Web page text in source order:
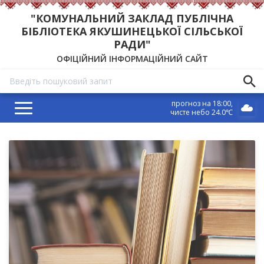
"КОМУНАЛЬНИЙ ЗАКЛАД ПУБЛІЧНА
БІБЛІОТЕКА ЯКУШИНЕЦЬКОЇ СІЛЬСЬКОЇ
РАДИ"
ОФІЦІЙНИЙ ІНФОРМАЦІЙНИЙ САЙТ
прогноз на 18:00
чисте небо 24.0℃